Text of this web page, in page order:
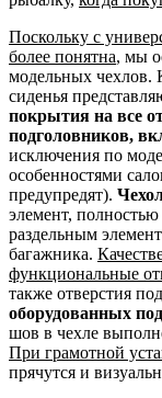
Поскольку с
более понятна, мы
модельных чехлов.
сиденья
покрытия на все
подголовников,
исключения по
особенностями
предупредят).
элемент, полностью
раздельным
багажника.
функциональные
также отверстия
оборудованных
шов в чехле
При грамотной
прячутся и